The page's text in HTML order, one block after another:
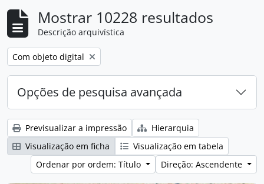
Mostrar 10228 resultados
Descrição arquivística
Remove filter:
Com objeto digital
Opções de pesquisa avançada
Previsualizar a impressão
Hierarquia
Visualização em ficha
Visualização em tabela
Ordenar por ordem: Título
Direção: Ascendente